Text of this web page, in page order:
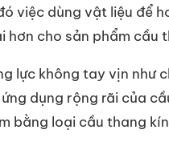
việc dùng vật liệu để
cho sản phẩm cầu
lực không tay vịn như
dụng rộng rãi của
bằng loại cầu thang